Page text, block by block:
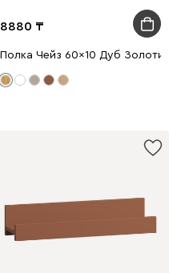
8880
Полка Чейз 60x10 Дуб